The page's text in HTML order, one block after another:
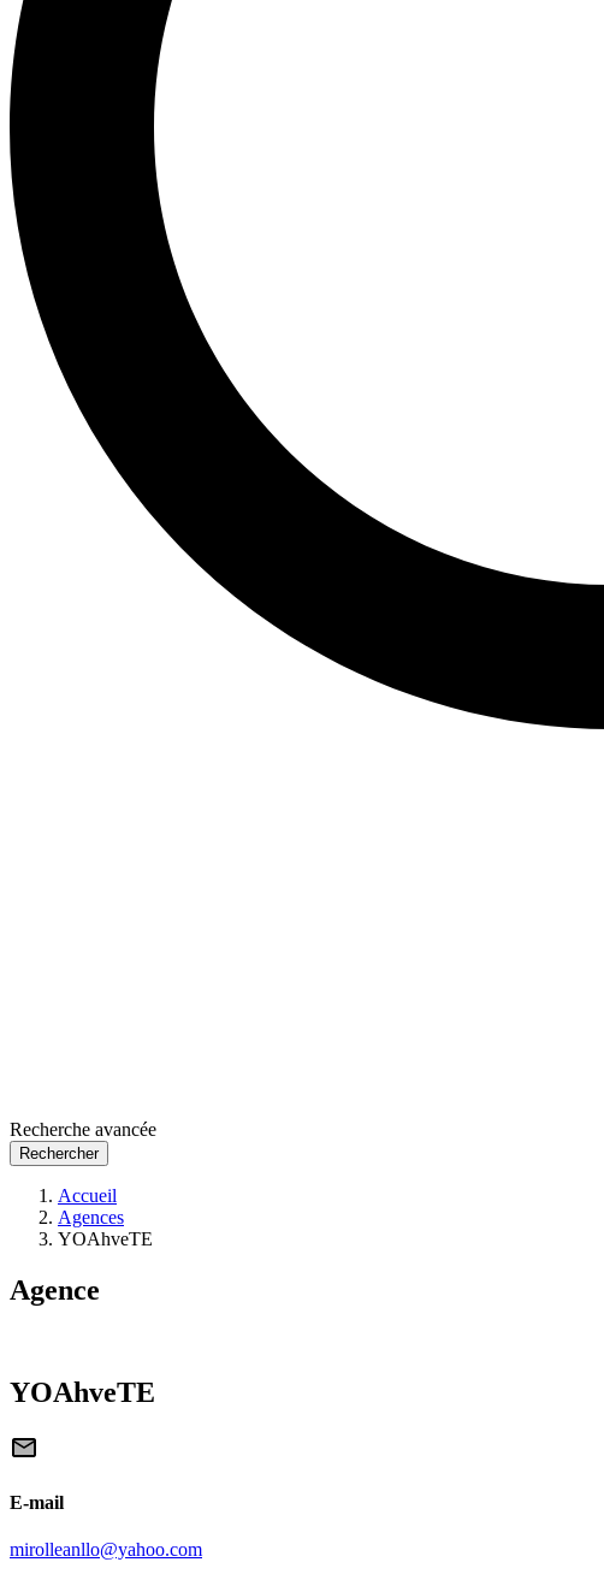
Recherche avancée
Rechercher
Accueil
Agences
YOAhveTE
Agence
YOAhveTE
E-mail
mirolleanllo@yahoo.com